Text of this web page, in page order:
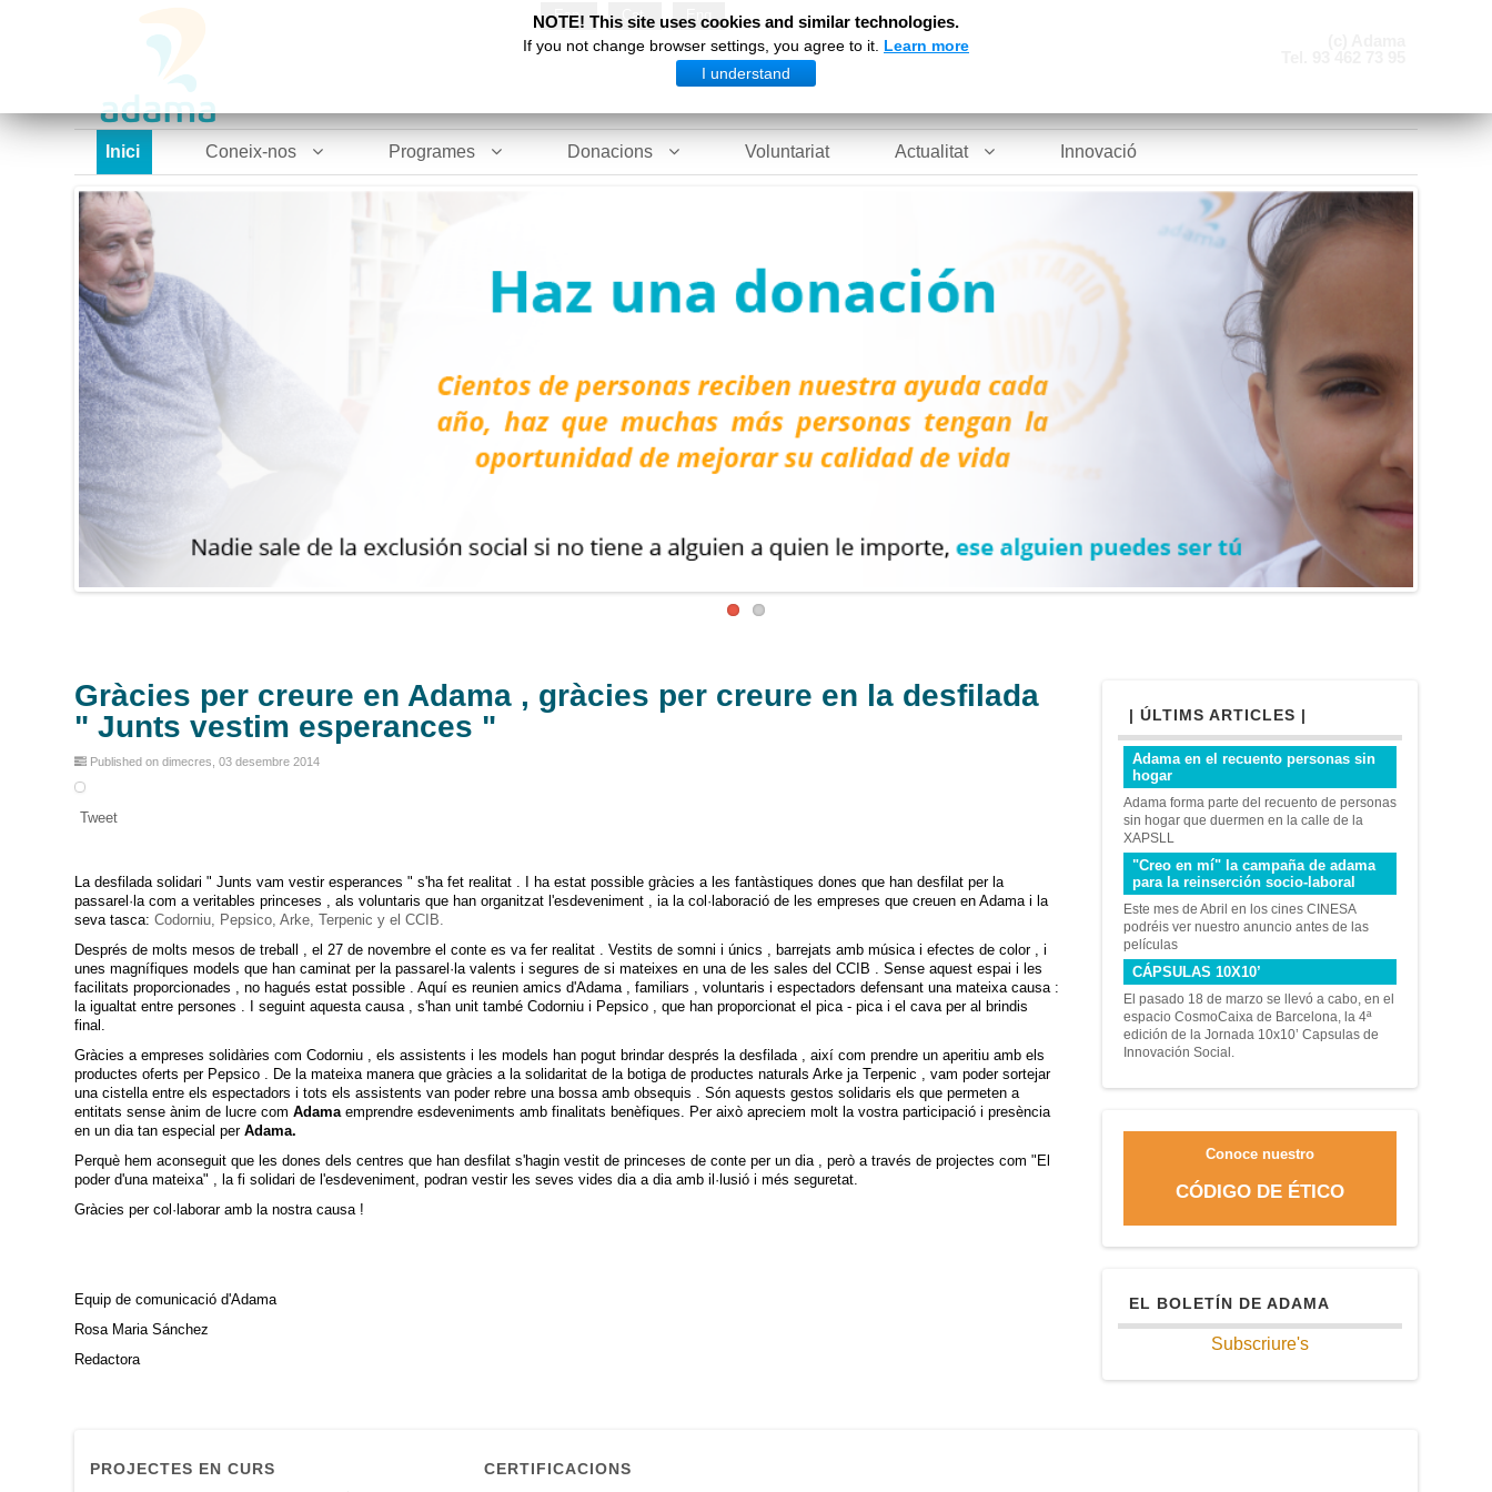
Esp Cat Eng
NOTE! This site uses cookies and similar technologies.
If you not change browser settings, you agree to it. Learn more
I understand
Inici Coneix-nos Programes Donacions Voluntariat Actualitat Innovació
Gràcies per creure en Adama , gràcies per creure en la desfilada
" Junts vestim esperances "
Published on dimecres, 03 desembre 2014
Tweet
La desfilada solidari " Junts vam vestir esperances " s'ha fet realitat . I ha estat possible gràcies a les fantàstiques dones que han desfilat per la
passarel·la com a veritables princeses , als voluntaris que han organitzat l'esdeveniment , ia la col·laboració de les empreses que creuen en Adama i la
seva tasca: Codorniu Pepsico Arke Terpenic y el CCIB
Després de molts mesos de treball , el 27 de novembre el conte es va fer realitat . Vestits de somni i únics , barrejats amb música i efectes de color , i
unes magnífiques models que han caminat per la passarel·la valents i segures de si mateixes en una de les sales del CCIB . Sense aquest espai i les
facilitats proporcionades , no hagués estat possible . Aquí es reunien amics d'Adama , familiars , voluntaris i espectadors defensant una mateixa causa :
la igualtat entre persones . I seguint aquesta causa , s'han unit també Codorniu i Pepsico , que han proporcionat el pica - pica i el cava per al brindis
final.
Gràcies a empreses solidàries com Codorniu , els assistents i les models han pogut brindar després la desfilada , així com prendre un aperitiu amb els
productes oferts per Pepsico . De la mateixa manera que gràcies a la solidaritat de la botiga de productes naturals Arke ja Terpenic , vam poder sortejar
una cistella entre els espectadors i tots els assistents van poder rebre una bossa amb obsequis . Són aquests gestos solidaris els que permeten a
entitats sense ànim de lucre comAdama emprendre esdeveniments amb finalitats benèfiques. Per això apreciem molt la vostra participació i presència
en un dia tan especial perAdama.
Perquè hem aconseguit que les dones dels centres que han desfilat s'hagin vestit de princeses de conte per un dia , però a través de projectes com "El
poder d'una mateixa" , la fi solidari de l'esdeveniment, podran vestir les seves vides dia a dia amb il·lusió i més seguretat.
Gràcies per col·laborar amb la nostra causa !
Equip de comunicació d'Adama
Rosa Maria Sánchez
Redactora
| ÚLTIMS ARTICLES |
Adama en el recuento personas sin
hogar
Adama forma parte del recuento de personas
sin hogar que duermen en la calle de la
XAPSLL
"Creo en mí" la campaña de adama
para la reinserción socio-laboral
Este mes de Abril en los cines CINESA
podréis ver nuestro anuncio antes de las
películas
CÁPSULAS 10X10’
El pasado 18 de marzo se llevó a cabo, en el
espacio CosmoCaixa de Barcelona, la 4ª
edición de la Jornada 10x10’ Capsulas de
Innovación Social.
Conoce nuestro
CÓDIGO DE ÉTICO
EL BOLETÍN DE ADAMA
Subscriure's
PROJECTES EN CURS CERTIFICACIONS